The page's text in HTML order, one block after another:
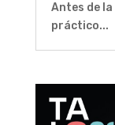
Antes de
práctico...